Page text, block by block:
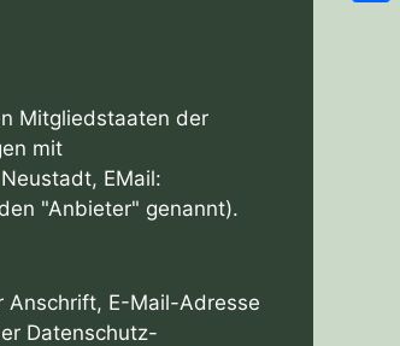
Mitgliedstaaten der
mit
EMail:
"Anbieter" genannt).
Anschrift, E-Mail-Adresse
Datenschutz-